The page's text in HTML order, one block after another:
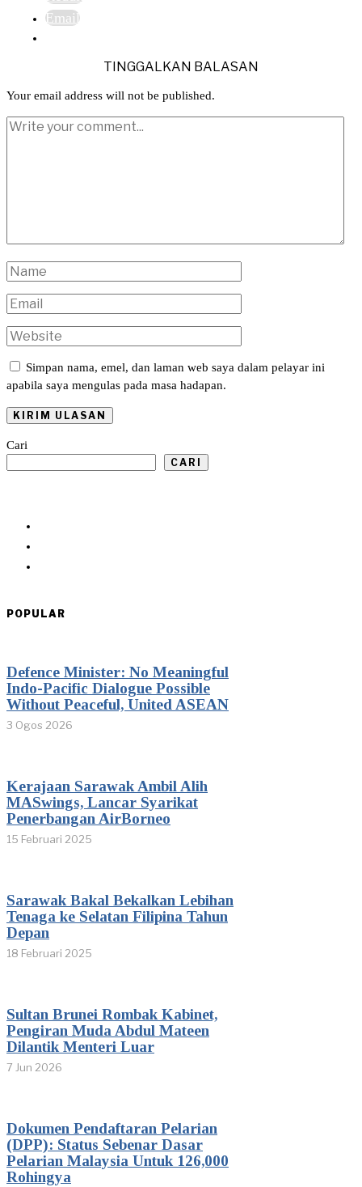
Email
TINGGALKAN BALASAN
Your email address will not be published.
Simpan nama, emel, dan laman web saya dalam pelayar ini
apabila saya mengulas pada masa hadapan.
Cari
CARI
POPULAR
Defence Minister: No Meaningful
Indo-Pacific Dialogue Possible
Without Peaceful, United ASEAN
3 Ogos 2026
Kerajaan Sarawak Ambil Alih
MASwings, Lancar Syarikat
Penerbangan AirBorneo
15 Februari 2025
Sarawak Bakal Bekalkan Lebihan
Tenaga ke Selatan Filipina Tahun
Depan
18 Februari 2025
Sultan Brunei Rombak Kabinet,
Pengiran Muda Abdul Mateen
Dilantik Menteri Luar
7 Jun 2026
Dokumen Pendaftaran Pelarian
(DPP): Status Sebenar Dasar
Pelarian Malaysia Untuk 126,000
Rohingya